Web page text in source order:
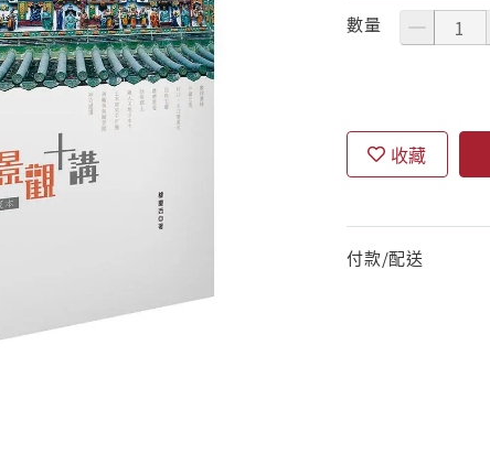
數量
收藏
付款/配送